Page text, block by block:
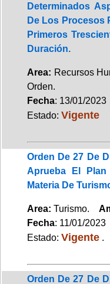
Determinados
De Los Procesos
Primeros
Duración.
Area: Recursos
Orden.
Fecha: 13/01/2023
Estado: Vigente
Orden De 27 De
Aprueba El Plan
Materia De
Area: Turismo.
Fecha: 11/01/2023
Estado: Vigente .
Orden De 27 De